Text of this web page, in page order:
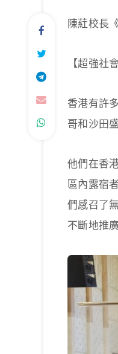
陳葒校長
【超強社
香港有許
哥和沙田
他們在香
區內露宿
們感召了
不斷地推